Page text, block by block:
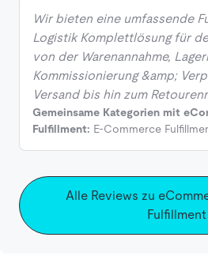
Wir bieten eine umfassende
Logistik Komplettlösung für
von der Warenannahme,
Kommissionierung &amp;
Versand bis hin zum
Gemeinsame Kategorien mit
Fulfillment: E-Commerce
Alle Reviews zu
Fulfillment